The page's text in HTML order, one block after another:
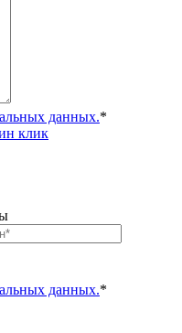
данных.*
клик
данных.*